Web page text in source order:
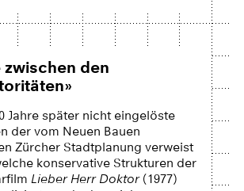
zwischen den
Jahre später nicht eingelöste
der vom Neuen Bauen
Zürcher Stadtplanung verweist
konservative Strukturen der
Lieber Herr Doktor(1977)